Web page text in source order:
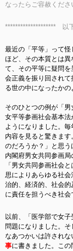
なったらご容赦くださ
******************** 以
最近の「平等」って
ほど、その本質とは
て、その平等に疑問
会正義を振り回されて
る世の中になったかの
そのひとつの例が「
女平等参画社会基本
ようになりました。
内容を見ると驚きま
のだろうか？」と思う
内閣府男女共同参画局
「男女共同参画社会
思によりあらゆる社
治的、経済的、社会
に責任を担うべき社会
以前、「医学部で女
問題になりました。
なあつかいは許され
事に書きました。こ